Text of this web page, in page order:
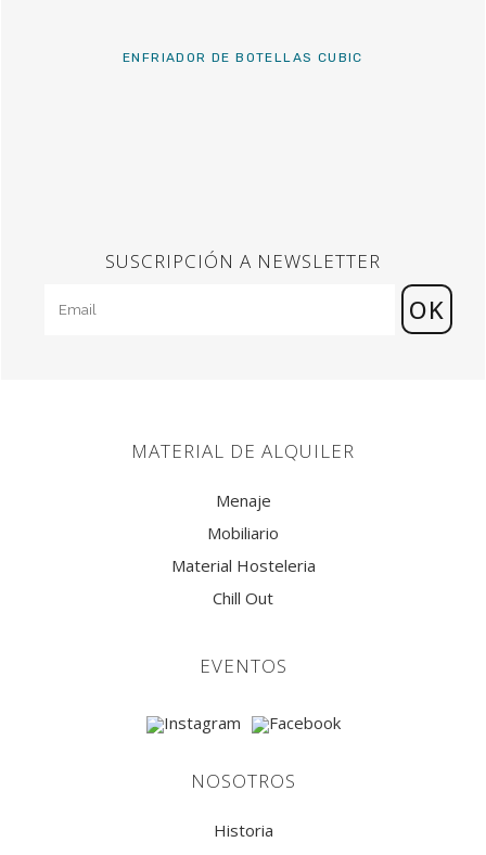
ENFRIADOR DE BOTELLAS CUBIC
SUSCRIPCIÓN A NEWSLETTER
MATERIAL DE ALQUILER
Menaje
Mobiliario
Material Hosteleria
Chill Out
EVENTOS
NOSOTROS
Historia